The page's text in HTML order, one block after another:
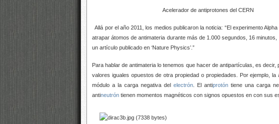
Acelerador de antiprotones del CERN
Allá por el año 2011, los medios publicaron la noticia: “El experimento
atrapar átomos de antimateria durante más de 1.000 segundos, 16
un artículo publicado en ‘Nature Physics’.”
Para hablar de antimateria lo tenemos que hacer de antipartículas, es
valores iguales opuestos de otra propiedad o propiedades. Por ejemplo, la
módulo a la carga negativa del electrón. El antiprotóntiene una carga
antineutrón tienen momentos magnéticos con signos opuestos en con sus